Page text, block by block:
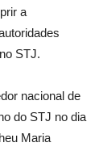
a
STJ.
nacional de
do STJ no dia
Maria